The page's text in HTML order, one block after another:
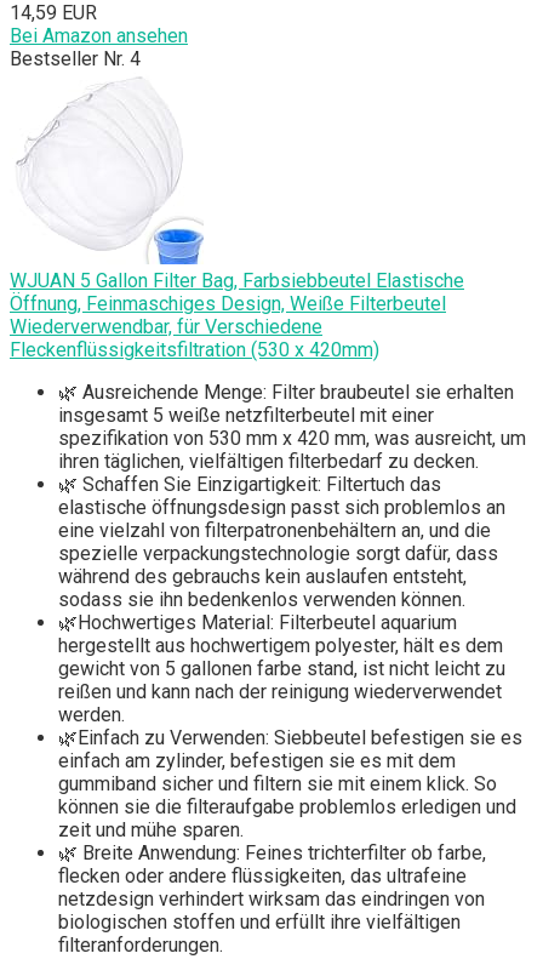
14,59 EUR
Bei Amazon ansehen
Bestseller Nr. 4
WJUAN 5 Gallon Filter Bag, Farbsiebbeutel Elastische
Öffnung, Feinmaschiges Design, Weiße Filterbeutel
Wiederverwendbar, für Verschiedene
Fleckenflüssigkeitsfiltration (530 x 420mm)
🌿 Ausreichende Menge: Filter braubeutel sie erhalten
insgesamt 5 weiße netzfilterbeutel mit einer
spezifikation von 530 mm x 420 mm, was ausreicht, um
ihren täglichen, vielfältigen filterbedarf zu decken.
🌿 Schaffen Sie Einzigartigkeit: Filtertuch das
elastische öffnungsdesign passt sich problemlos an
eine vielzahl von filterpatronenbehältern an, und die
spezielle verpackungstechnologie sorgt dafür, dass
während des gebrauchs kein auslaufen entsteht,
sodass sie ihn bedenkenlos verwenden können.
🌿Hochwertiges Material: Filterbeutel aquarium
hergestellt aus hochwertigem polyester, hält es dem
gewicht von 5 gallonen farbe stand, ist nicht leicht zu
reißen und kann nach der reinigung wiederverwendet
werden.
🌿Einfach zu Verwenden: Siebbeutel befestigen sie es
einfach am zylinder, befestigen sie es mit dem
gummiband sicher und filtern sie mit einem klick. So
können sie die filteraufgabe problemlos erledigen und
zeit und mühe sparen.
🌿 Breite Anwendung: Feines trichterfilter ob farbe,
flecken oder andere flüssigkeiten, das ultrafeine
netzdesign verhindert wirksam das eindringen von
biologischen stoffen und erfüllt ihre vielfältigen
filteranforderungen.